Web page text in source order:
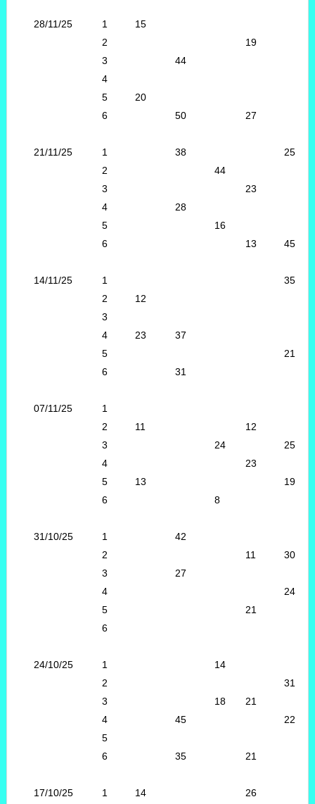
28/11/25 1
15
2
19
3
44
4
5
20
6
50 27
21/11/25 1 38
25
2
44
3
23
4
28
5
16
6
13 45
14/11/25 1 35
2
12
3
4
23
37
5
21
6
31
07/11/25
1
2
11
12
3
24
25
4
23
5
13
19
6
8
31/10/25 1
42
2
11
30
3
27
4
24
5
21
6
24/10/25 1 14
2
31
3
18
21
4
45
22
5
6
35 21
17/10/25 1 14 26